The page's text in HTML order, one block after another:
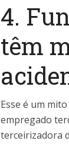
4.
têm
Esse é um
empregado
terceirizadora